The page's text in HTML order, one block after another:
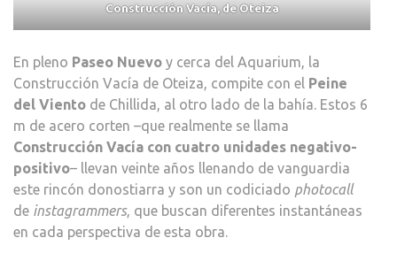
Construcción Vacía, de Oteiza
En pleno Paseo Nuevo y cerca del Aquarium, la
Construcción Vacía de Oteiza, compite con el Peine
del Viento de Chillida, al otro lado de la bahía. Estos 6
m de acero corten –que realmente se llama
Construcción Vacía con cuatro unidades negativo-
positivo– llevan veinte años llenando de vanguardia
este rincón donostiarra y son un codiciado photocall
de instagrammers, que buscan diferentes instantáneas
en cada perspectiva de esta obra.